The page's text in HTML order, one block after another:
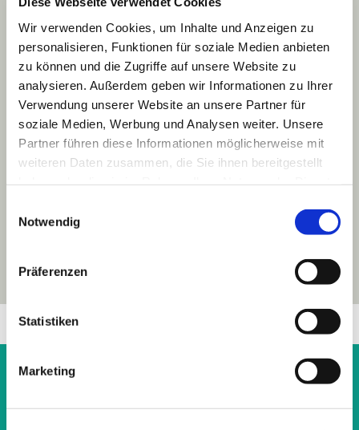
Wir verwenden Cookies, um Inhalte und Anzeigen zu
personalisieren, Funktionen für soziale Medien anbieten
zu können und die Zugriffe auf unsere Website zu
analysieren. Außerdem geben wir Informationen zu Ihrer
Verwendung unserer Website an unsere Partner für
soziale Medien, Werbung und Analysen weiter. Unsere
Partner führen diese Informationen möglicherweise mit
weiteren Daten zusammen, die Sie ihnen bereitgestellt
Notwendig
Präferenzen
Statistiken
Marketing
Seraina Kienast